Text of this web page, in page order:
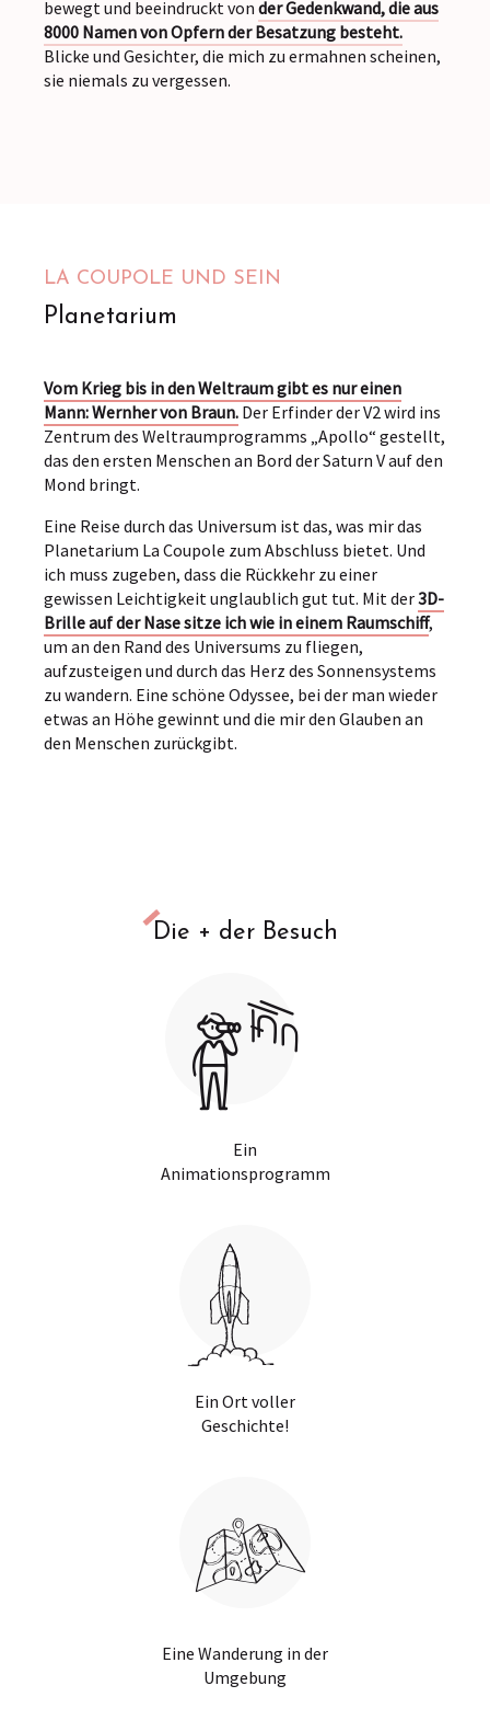
bewegt und beeindruckt von der Gedenkwand, die aus
8000 Namen von Opfern der Besatzung besteht.
Blicke und Gesichter, die mich zu ermahnen scheinen,
sie niemals zu vergessen.
LA COUPOLE UND SEIN
Planetarium
Vom Krieg bis in den Weltraum gibt es nur einen
Mann: Wernher von Braun. Der Erfinder der V2 wird ins
Zentrum des Weltraumprogramms „Apollo“ gestellt,
das den ersten Menschen an Bord der Saturn V auf den
Mond bringt.
Eine Reise durch das Universum ist das, was mir das
Planetarium La Coupole zum Abschluss bietet. Und
ich muss zugeben, dass die Rückkehr zu einer
gewissen Leichtigkeit unglaublich gut tut. Mit der3D-
Brille auf der Nase sitze ich wie in einem Raumschiff,
um an den Rand des Universums zu fliegen,
aufzusteigen und durch das Herz des Sonnensystems
zu wandern. Eine schöne Odyssee, bei der man wieder
etwas an Höhe gewinnt und die mir den Glauben an
den Menschen zurückgibt.
Die + der Besuch
Ein
Animationsprogramm
Ein Ort voller
Geschichte!
Eine Wanderung in der
Umgebung